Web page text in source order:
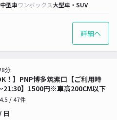
中型車ワンボックス大型車・SUV
詳細へ
！】PNP博多筑紫口【ご利用時
21:30】1500円※車高200CM以下
分
4.5 / 47件
/ 日